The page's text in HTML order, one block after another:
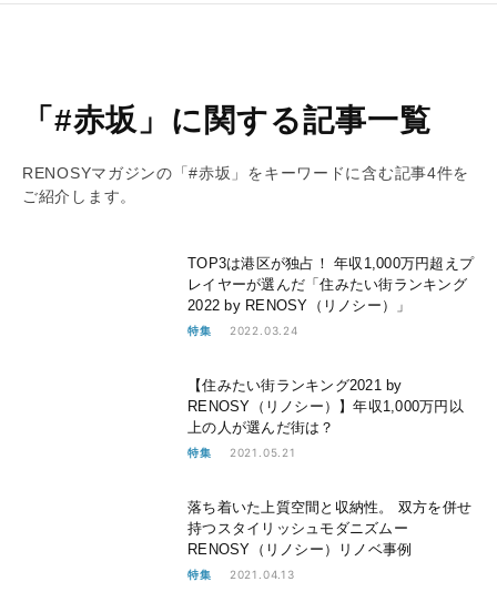
「#赤坂」に関する記事一覧
RENOSYマガジンの「#赤坂」をキーワードに含む記事4件を
ご紹介します。
TOP3は港区が独占！ 年収1,000万円超えプ
レイヤーが選んだ「住みたい街ランキング
2022 by RENOSY（リノシー）」
特集 2022.03.24
【住みたい街ランキング2021 by
RENOSY（リノシー）】年収1,000万円以
上の人が選んだ街は？
特集 2021.05.21
落ち着いた上質空間と収納性。 双方を併せ
持つスタイリッシュモダニズムー
RENOSY（リノシー）リノベ事例
特集 2021.04.13